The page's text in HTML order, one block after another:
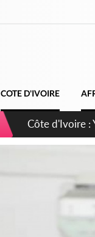
COTE D'IVOIRE
Côte d'Ivoire :
direction sur